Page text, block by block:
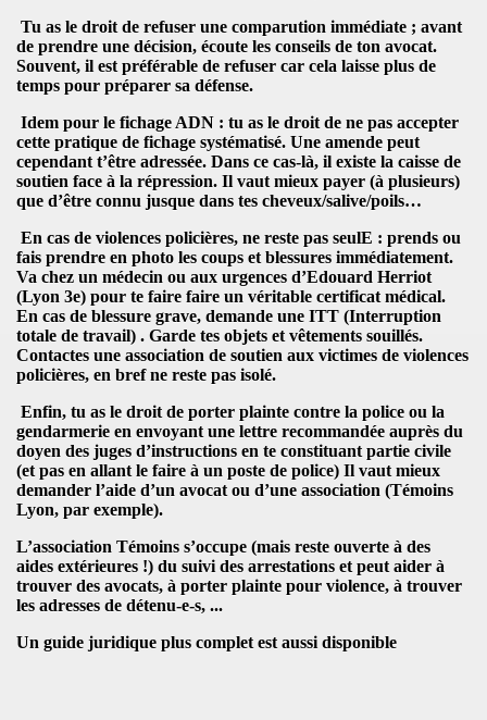
Tu as le droit de refuser une comparution immédiate ; avant
de prendre une décision, écoute les conseils de ton avocat.
Souvent, il est préférable de refuser car cela laisse plus de
temps pour préparer sa défense.
Idem pour le fichage ADN : tu as le droit de ne pas accepter
cette pratique de fichage systématisé. Une amende peut
cependant t’être adressée. Dans ce cas-là, il existe la caisse de
soutien face à la répression. Il vaut mieux payer (à plusieurs)
que d’être connu jusque dans tes cheveux/salive/poils…
En cas de violences policières, ne reste pas seulE : prends ou
fais prendre en photo les coups et blessures immédiatement.
Va chez un médecin ou aux urgences d’Edouard Herriot
(Lyon 3e) pour te faire faire un véritable certificat médical.
En cas de blessure grave, demande une ITT (Interruption
totale de travail) . Garde tes objets et vêtements souillés.
Contactes une association de soutien aux victimes de violences
policières, en bref ne reste pas isolé.
Enfin, tu as le droit de porter plainte contre la police ou la
gendarmerie en envoyant une lettre recommandée auprès du
doyen des juges d’instructions en te constituant partie civile
(et pas en allant le faire à un poste de police) Il vaut mieux
demander l’aide d’un avocat ou d’une association (Témoins
Lyon, par exemple).
L’association Témoins s’occupe (mais reste ouverte à des
aides extérieures !) du suivi des arrestations et peut aider à
trouver des avocats, à porter plainte pour violence, à trouver
les adresses de détenu-e-s, ...
Un guide juridique plus complet est aussi disponible